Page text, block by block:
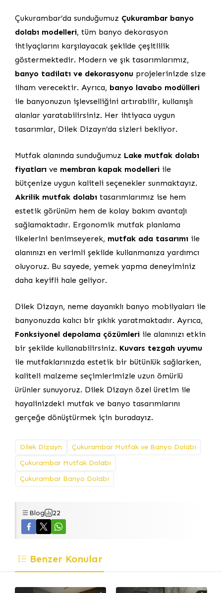
Çukurambar’da sunduğumuz Çukurambar banyo
dolabı modelleri, tüm banyo dekorasyon
ihtiyaçlarını karşılayacak şekilde çeşitlilik
göstermektedir. Modern ve şık tasarımlarımız,
banyo tadilatı ve dekorasyonu projelerinizde size
ilham verecektir. Ayrıca, banyo lavabo modülleri
ile banyonuzun işlevselliğini artırabilir, kullanışlı
alanlar yaratabilirsiniz. Her ihtiyaca uygun
tasarımlar, Dilek Dizayn’da sizleri bekliyor.
Mutfak alanında sunduğumuz Lake mutfak dolabı
fiyatları ve membran kapak modelleri ile
bütçenize uygun kaliteli seçenekler sunmaktayız.
Akrilik mutfak dolabı tasarımlarımız ise hem
estetik görünüm hem de kolay bakım avantajı
sağlamaktadır. Ergonomik mutfak planlama
ilkelerini benimseyerek, mutfak ada tasarımı ile
alanınızı en verimli şekilde kullanmanıza yardımcı
oluyoruz. Bu sayede, yemek yapma deneyiminiz
daha keyifli hale geliyor.
Dilek Dizayn, neme dayanıklı banyo mobilyaları ile
banyonuzda kalıcı bir şıklık yaratmaktadır. Ayrıca,
Fonksiyonel depolama çözümleri ile alanınızı etkin
bir şekilde kullanabilirsiniz. Kuvars tezgah uyumu
ile mutfaklarınızda estetik bir bütünlük sağlarken,
kaliteli malzeme seçimlerimizle uzun ömürlü
ürünler sunuyoruz. Dilek Dizayn özel üretim ile
hayalinizdeki mutfak ve banyo tasarımlarını
gerçeğe dönüştürmek için buradayız.
Dilek Dizayn
Çukurambar Mutfak ve Banyo Dolabı
Çukurambar Mutfak Dolabı
Çukurambar Banyo Dolabı
Blog 22
Benzer Konular